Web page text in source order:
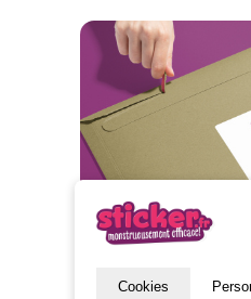
Livraison
Cookies